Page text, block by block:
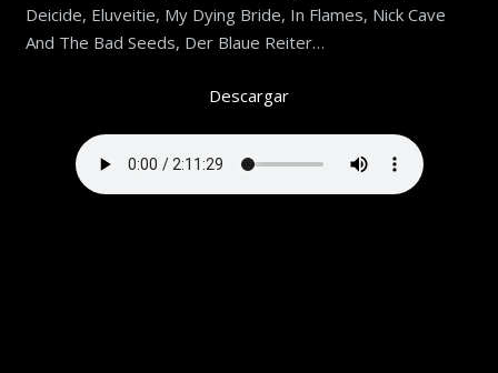
Deicide, Eluveitie, My Dying Bride, In Flames, Nick Cave
And The Bad Seeds, Der Blaue Reiter…
Descargar